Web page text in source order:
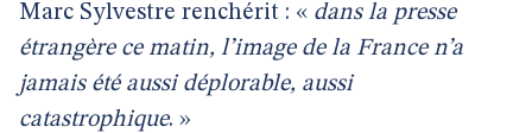
Marc Sylvestre renchérit : « dans la presse
étrangère ce matin, l’image de la France n’a
jamais été aussi déplorable, aussi
catastrophique. »